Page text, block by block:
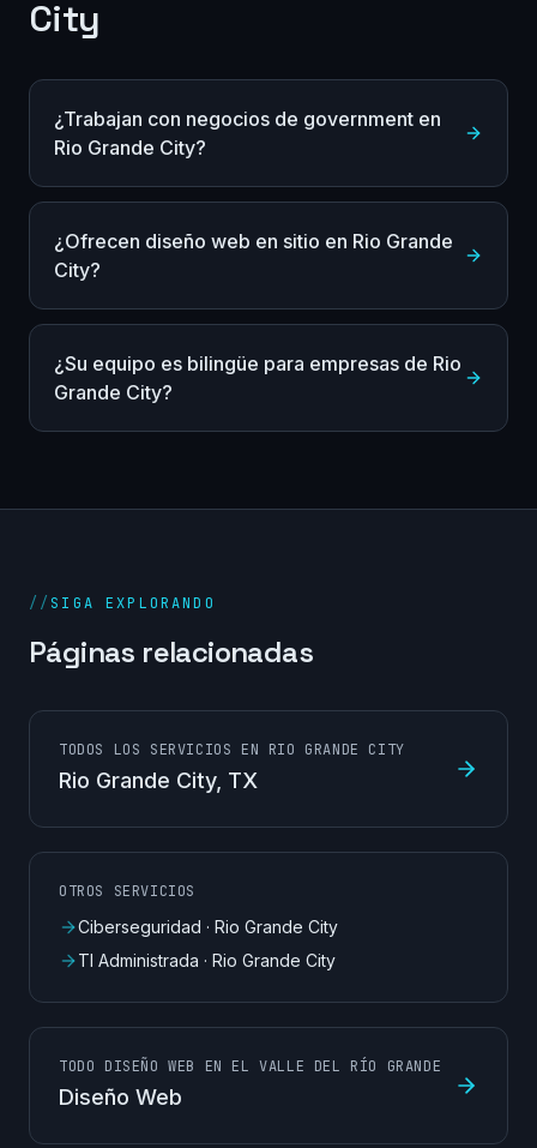
City
¿Trabajan con negocios de government en
Rio Grande City?
¿Ofrecen diseño web en sitio en Rio Grande
City?
¿Su equipo es bilingüe para empresas de Rio
Grande City?
// SIGA EXPLORANDO
Páginas relacionadas
TODOS LOS SERVICIOS EN RIO GRANDE CITY
Rio Grande City, TX
OTROS SERVICIOS
Ciberseguridad · Rio Grande City
TI Administrada · Rio Grande City
TODO DISEÑO WEB EN EL VALLE DEL RÍO GRANDE
Diseño Web